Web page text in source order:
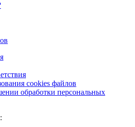
cookies файлов
обработки персональных